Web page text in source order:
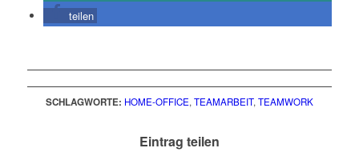
teilen
SCHLAGWORTE: HOME-OFFICE,TEAMARBEIT,TEAMWORK
Eintrag teilen